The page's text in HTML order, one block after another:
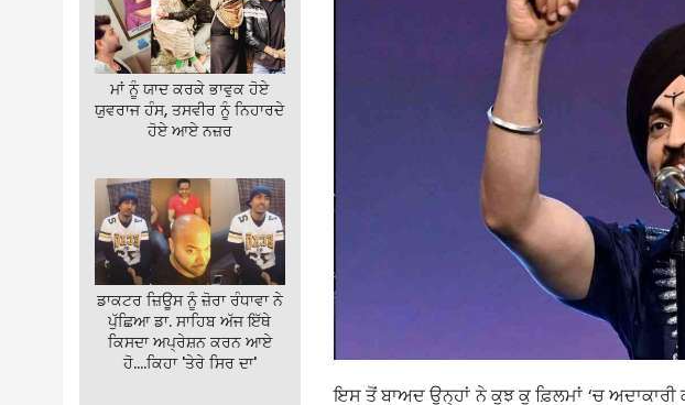
ਮਾਂ ਨੂੰ ਯਾਦ ਕਰਕੇ ਭਾਵੁਕ ਹੋਏ
ਯੁਵਰਾਜ ਹੰਸ, ਤਸਵੀਰ ਨੂੰ ਨਿਹਾਰਦੇ
ਹੋਏ ਆਏ ਨਜ਼ਰ
ਡਾਕਟਰ ਜ਼ਿਊਸ ਨੂੰ ਜ਼ੋਰਾ ਰੰਧਾਵਾ ਨੇ
ਪੁੱਛਿਆ ਡਾ. ਸਾਹਿਬ ਅੱਜ ਇੱਥੇ
ਕਿਸਦਾ ਅਪ੍ਰੇਸ਼ਨ ਕਰਨ ਆਏ
ਹੋ….ਕਿਹਾ 'ਤੇਰੇ ਸਿਰ ਦਾ'
ਇਸ ਤੋਂ ਬਾਅਦ ਉਨ੍ਹਾਂ ਨੇ ਕੁਝ ਕੁ ਫ਼ਿਲਮਾਂ ‘ਚ ਅਦਾਕਾਰੀ